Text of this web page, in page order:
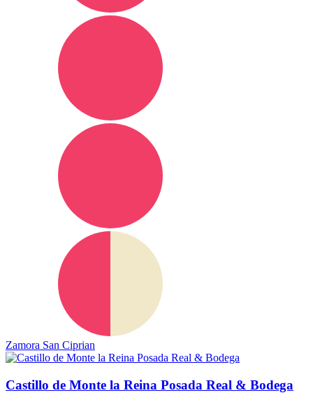
Zamora San Ciprian
Castillo de Monte la Reina Posada Real & Bodega